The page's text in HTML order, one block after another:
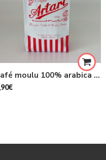
Café moulu 100% arabica mélange traditionnel Artari 250g
€